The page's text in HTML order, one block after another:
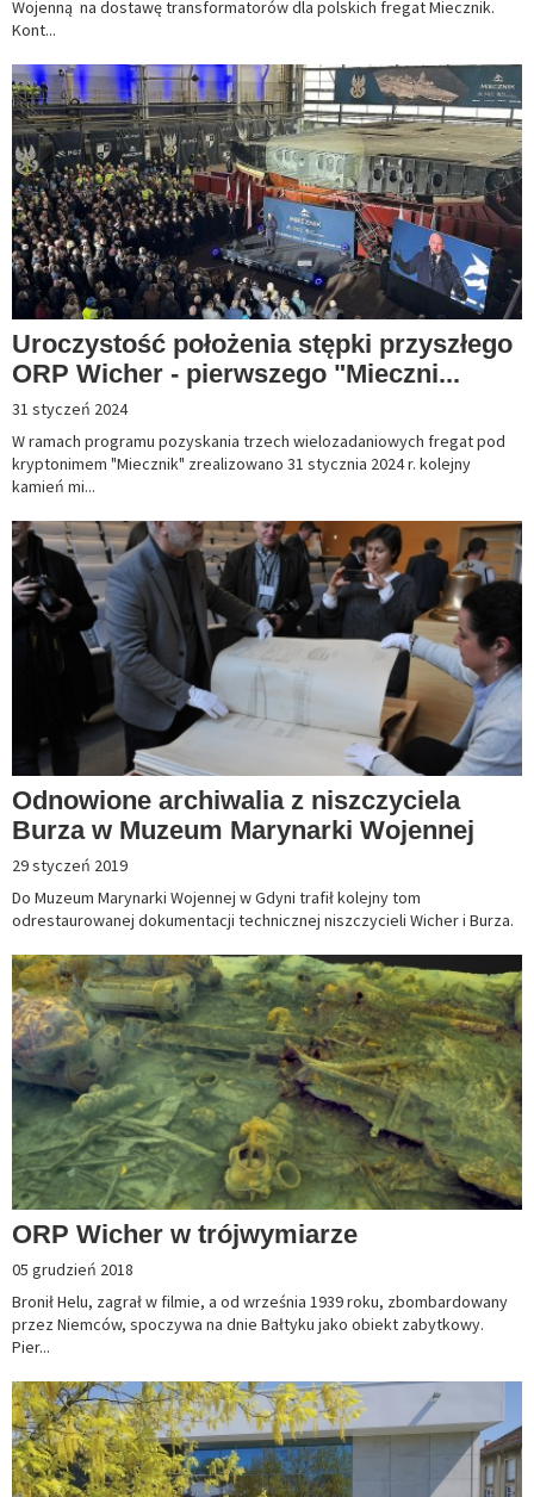
Wojenną na dostawę transformatorów dla polskich fregat Miecznik.
Kont...
Uroczystość położenia stępki przyszłego
ORP Wicher - pierwszego "Mieczni...
31 styczeń 2024
W ramach programu pozyskania trzech wielozadaniowych fregat pod
kryptonimem "Miecznik" zrealizowano 31 stycznia 2024 r. kolejny
kamień mi...
Odnowione archiwalia z niszczyciela
Burza w Muzeum Marynarki Wojennej
29 styczeń 2019
Do Muzeum Marynarki Wojennej w Gdyni trafił kolejny tom
odrestaurowanej dokumentacji technicznej niszczycieli Wicher i Burza.
ORP Wicher w trójwymiarze
05 grudzień 2018
Bronił Helu, zagrał w filmie, a od września 1939 roku, zbombardowany
przez Niemców, spoczywa na dnie Bałtyku jako obiekt zabytkowy.
Pier...